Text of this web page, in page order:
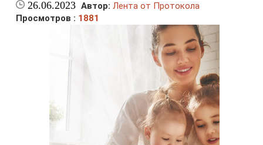
26.06.2023 Автор: Лента от Протокола
Просмотров : 1881